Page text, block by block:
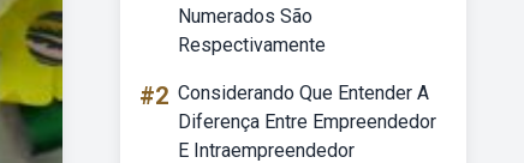
Numerados São
Respectivamente
#2 Considerando Que Entender A
Diferença Entre Empreendedor
E Intraempreendedor